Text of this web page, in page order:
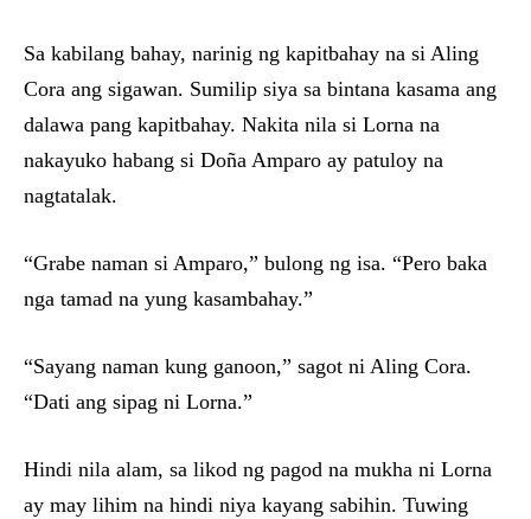
Sa kabilang bahay, narinig ng kapitbahay na si Aling
Cora ang sigawan. Sumilip siya sa bintana kasama ang
dalawa pang kapitbahay. Nakita nila si Lorna na
nakayuko habang si Doña Amparo ay patuloy na
nagtatalak.
“Grabe naman si Amparo,” bulong ng isa. “Pero baka
nga tamad na yung kasambahay.”
“Sayang naman kung ganoon,” sagot ni Aling Cora.
“Dati ang sipag ni Lorna.”
Hindi nila alam, sa likod ng pagod na mukha ni Lorna
ay may lihim na hindi niya kayang sabihin. Tuwing